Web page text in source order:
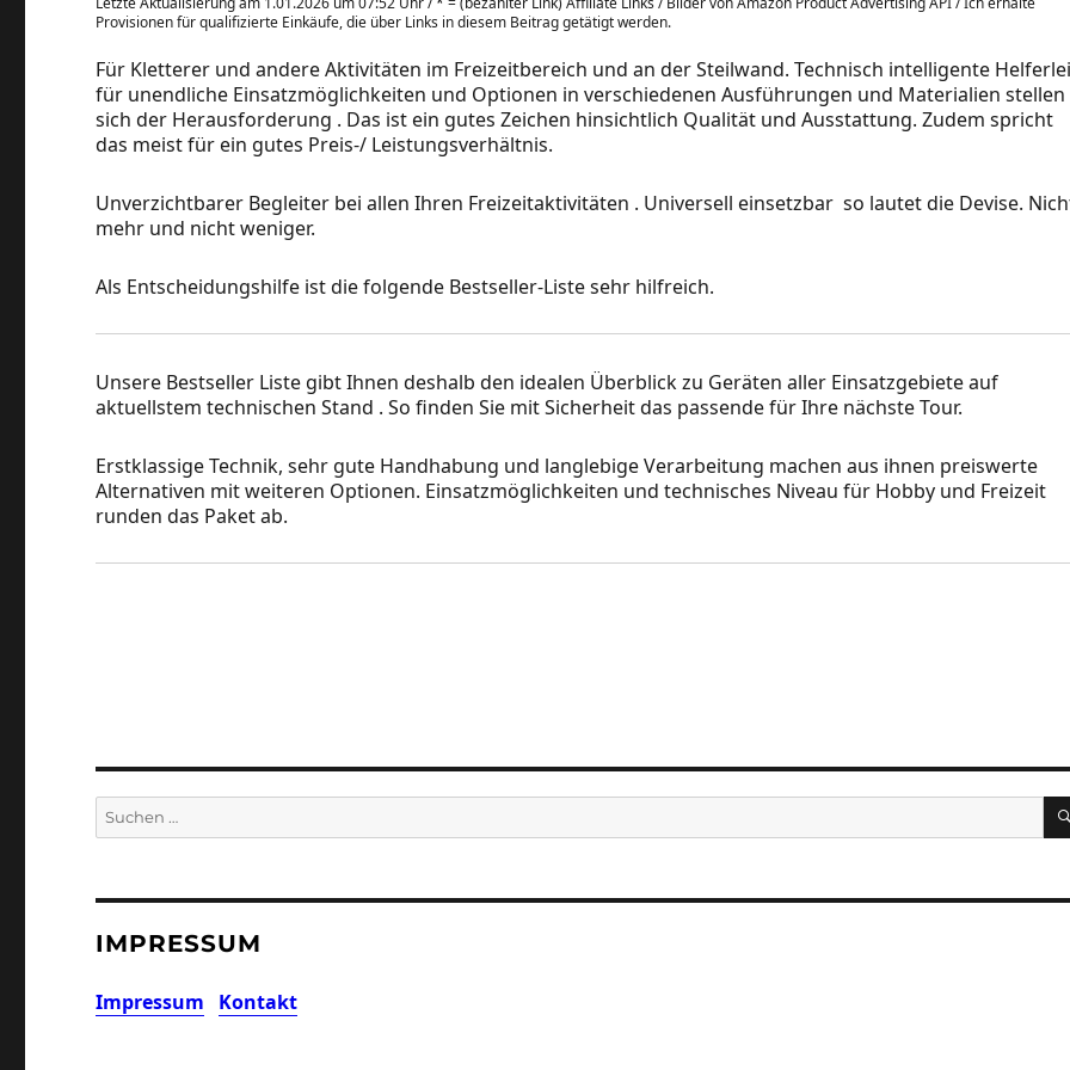
Provisionen für qualifizierte Einkäufe, die über Links in diesem Beitrag getätigt werden.
Für Kletterer und andere Aktivitäten im Freizeitbereich und an der Steilwand. Technisch intelligente
für unendliche Einsatzmöglichkeiten und Optionen in verschiedenen Ausführungen und Materialien stellen
sich der Herausforderung . Das ist ein gutes Zeichen hinsichtlich Qualität und Ausstattung. Zudem spricht
das meist für ein gutes Preis-/ Leistungsverhältnis.
Unverzichtbarer Begleiter bei allen Ihren Freizeitaktivitäten . Universell einsetzbar so lautet die Devise.
mehr und nicht weniger.
Als Entscheidungshilfe ist die folgende Bestseller-Liste sehr hilfreich.
Unsere Bestseller Liste gibt Ihnen deshalb den idealen Überblick zu Geräten aller Einsatzgebiete auf
aktuellstem technischen Stand . So finden Sie mit Sicherheit das passende für Ihre nächste Tour.
Erstklassige Technik, sehr gute Handhabung und langlebige Verarbeitung machen aus ihnen preiswerte
Alternativen mit weiteren Optionen. Einsatzmöglichkeiten und technisches Niveau für Hobby und Freizeit
runden das Paket ab.
Suchen
nach:
IMPRESSUM
Impressum Kontakt